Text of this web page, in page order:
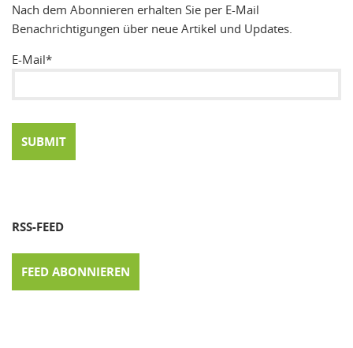
Nach dem Abonnieren erhalten Sie per E-Mail
Benachrichtigungen über neue Artikel und Updates.
E-Mail*
RSS-FEED
FEED ABONNIEREN